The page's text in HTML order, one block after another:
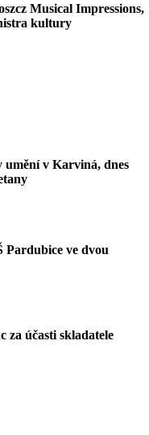
Musical Impressions,
kultury
umění v Karviná, dnes
Pardubice ve dvou
za účasti skladatele